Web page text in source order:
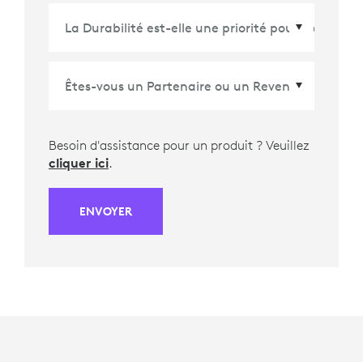
Pays/Région*
Besoin d'assistance pour un produit ? Veuillez
cliquer ici.
ENVOYER